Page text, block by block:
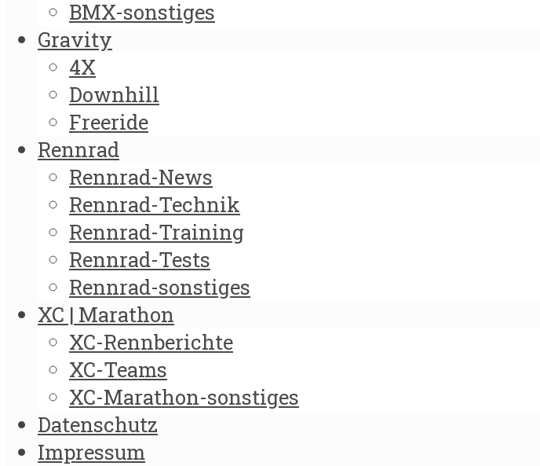
BMX-sonstiges
Gravity
4X
Downhill
Freeride
Rennrad
Rennrad-News
Rennrad-Technik
Rennrad-Training
Rennrad-Tests
Rennrad-sonstiges
XC | Marathon
XC-Rennberichte
XC-Teams
XC-Marathon-sonstiges
Datenschutz
Impressum